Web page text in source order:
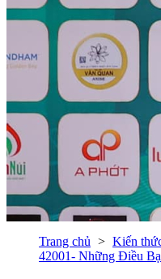
Trang chủ Kiến
42001- Những Điều